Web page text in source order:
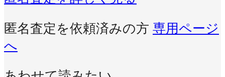
匿名査定を依頼済みの方 専用ページ
へ